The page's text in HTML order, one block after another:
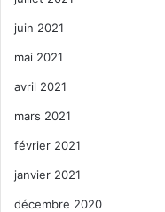
juin 2021
mai 2021
avril 2021
mars 2021
février 2021
janvier 2021
décembre 2020